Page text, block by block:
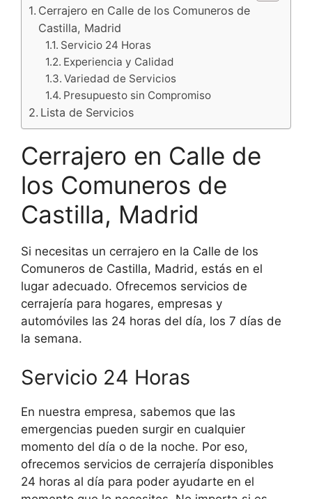
Cerrajero en Calle de los Comuneros de
Castilla, Madrid
Servicio 24 Horas
Experiencia y Calidad
Variedad de Servicios
Presupuesto sin Compromiso
Lista de Servicios
Cerrajero en Calle de
los Comuneros de
Castilla, Madrid
Si necesitas un cerrajero en la Calle de los
Comuneros de Castilla, Madrid, estás en el
lugar adecuado. Ofrecemos servicios de
cerrajería para hogares, empresas y
automóviles las 24 horas del día, los 7 días de
la semana.
Servicio 24 Horas
En nuestra empresa, sabemos que las
emergencias pueden surgir en cualquier
momento del día o de la noche. Por eso,
ofrecemos servicios de cerrajería disponibles
24 horas al día para poder ayudarte en el